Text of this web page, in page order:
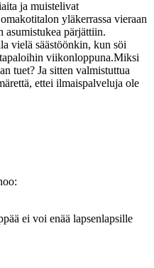
ja muistelivat
yläkerrassa vieraan
asumistukea pärjättiin.
vielä säästöönkin, kun söi
viikonloppuna.Miksi
tuet? Ja sitten valmistuttua
ettei ilmaispalveluja ole
ei voi enää lapsenlapsille